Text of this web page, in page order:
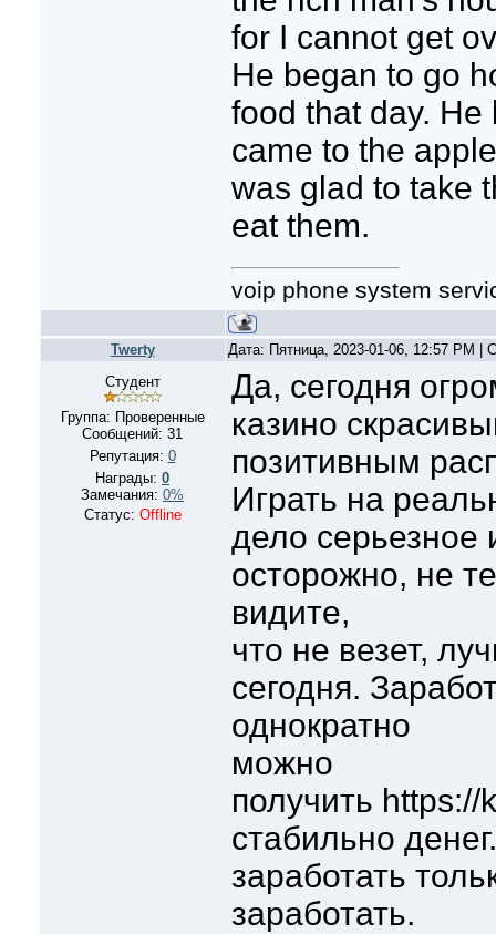
for I cannot get
He began to go
food that day.
came to the
was glad to take
eat them.
voip phone system
Twerty
Дата: Пятница, 2023-01-06, 12:57 PM |
Студент
Группа: Проверенные
Сообщений: 31
Репутация: 0
Награды: 0
Замечания: 0%
Статус: Offline
Да, сегодня
казино
позитивным
Играть на
дело серьезное
осторожно, не
видите,
что не везет,
сегодня.
однократно
можно
получить
стабильно
заработать
заработать.